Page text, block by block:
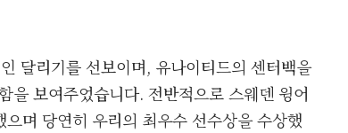
달리기를 선보이며, 유나이티드의 센터백을
을 보여주었습니다. 전반적으로 스웨덴 윙어
며 당연히 우리의 최우수 선수상을 수상했